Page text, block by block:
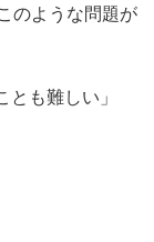
のような問題が
とも難しい」